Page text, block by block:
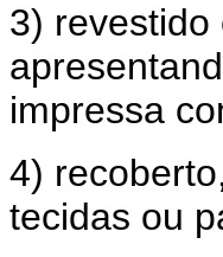
3)
impressa
4)
tecidas ou